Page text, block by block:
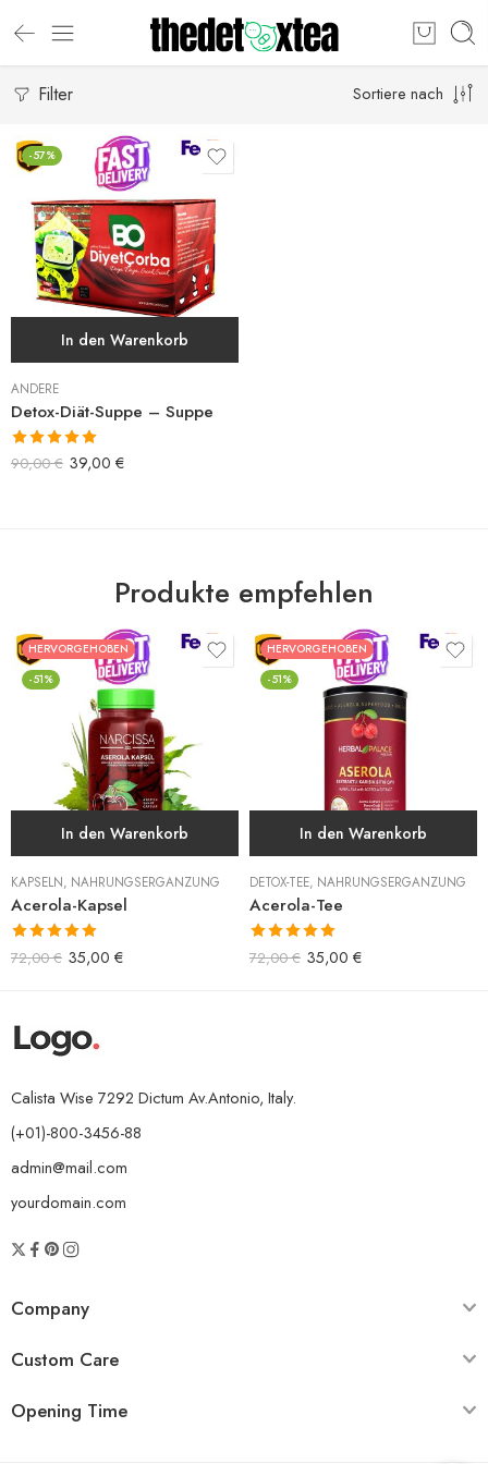
Filter Sortiere nach
-57%
In den Warenkorb
ANDERE
Detox-Diät-Suppe – Suppe
Bewertet mit
90,00€ 39,00 €
Produkte empfehlen
HERVORGEHOBEN
-51%
In den Warenkorb
KAPSELN, NAHRUNGSERGÄNZUNG
Acerola-Kapsel
Bewertet mit
5.00von 5
72,00€ 35,00 €
HERVORGEHOBEN
-51%
In den Warenkorb
DETOX-TEE, NAHRUNGSERGÄNZUNG
Acerola-Tee
Bewertet mit
5.00von 5
72,00€ 35,00 €
Calista Wise 7292 Dictum Av.Antonio, Italy.
(+01)-800-3456-88
admin@mail.com
yourdomain.com
Company
Custom Care
Opening Time